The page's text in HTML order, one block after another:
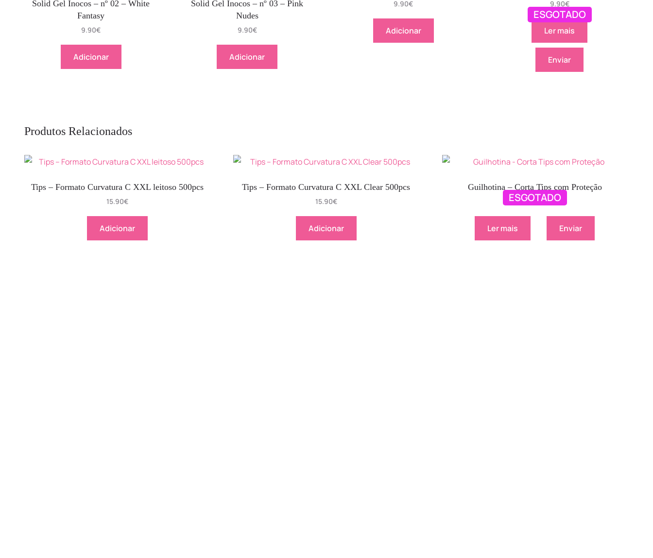
Solid Gel Inocos – nº 02 – White
Fantasy
9.90€
Adicionar
Solid Gel Inocos – nº 03 – Pink
Nudes
9.90€
Adicionar
9.90€
Adicionar
ESGOTADO
9.90€
Ler mais
Enviar
Produtos Relacionados
Tips – Formato Curvatura C XXL leitoso 500pcs
15.90€
Adicionar
Tips – Formato Curvatura C XXL Clear 500pcs
15.90€
Adicionar
ESGOTADO
Guilhotina – Corta Tips com Proteção
4.50 €
Ler mais Enviar